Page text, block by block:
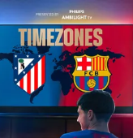
FCB Barcelona